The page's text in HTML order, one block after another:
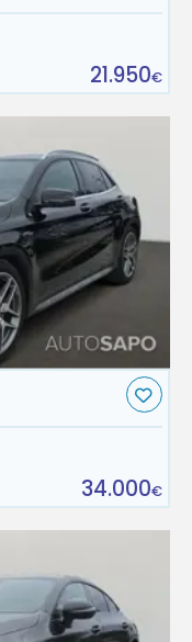
21.950€
34.000€